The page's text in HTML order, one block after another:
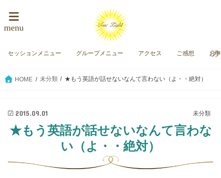
menu
セッションメニュー グループメニュー アクセス ご感想 お
HOME 未分類 ★もう英語が話せないなんて言わない（よ・・絶対）
未分類
2015.09.01
★もう英語が話せないなんて言わな
い（よ・・絶対）